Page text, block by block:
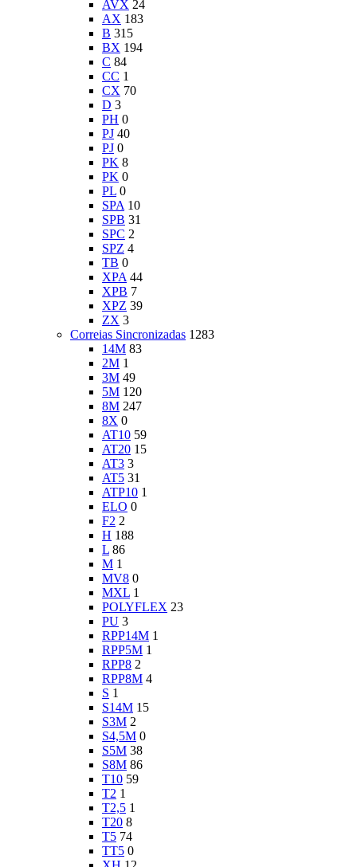
AVX 24
AX 183
B 315
BX 194
C 84
CC 1
CX 70
D 3
PH 0
PJ 40
PJ 0
PK 8
PK 0
PL 0
SPA 10
SPB 31
SPC 2
SPZ 4
TB 0
XPA 44
XPB 7
XPZ 39
ZX 3
Correias Sincronizadas 1283
14M 83
2M 1
3M 49
5M 120
8M 247
8X 0
AT10 59
AT20 15
AT3 3
AT5 31
ATP10 1
ELO 0
F2 2
H 188
L 86
M 1
MV8 0
MXL 1
POLYFLEX 23
PU 3
RPP14M 1
RPP5M 1
RPP8 2
RPP8M 4
S 1
S14M 15
S3M 2
S4,5M 0
S5M 38
S8M 86
T10 59
T2 1
T2,5 1
T20 8
T5 74
TT5 0